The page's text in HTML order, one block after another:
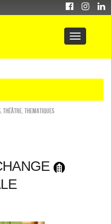
Théâtre THEMATIQUES